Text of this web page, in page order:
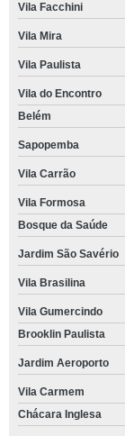
Vila Facchini
Vila Mira
Vila Paulista
Vila do Encontro
Belém
Sapopemba
Vila Carrão
Vila Formosa
Bosque da Saúde
Jardim São Savério
Vila Brasilina
Vila Gumercindo
Brooklin Paulista
Jardim Aeroporto
Vila Carmem
Chácara Inglesa